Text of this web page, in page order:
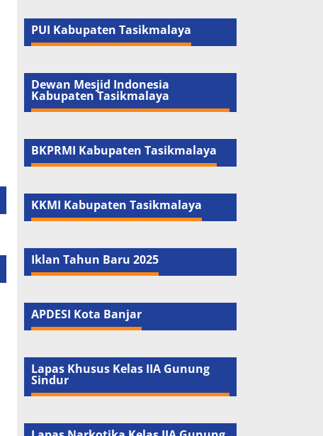
PUI Kabupaten Tasikmalaya
Dewan Mesjid Indonesia
Kabupaten Tasikmalaya
BKPRMI Kabupaten Tasikmalaya
KKMI Kabupaten Tasikmalaya
Iklan Tahun Baru 2025
APDESI Kota Banjar
Lapas Khusus Kelas IIA Gunung
Sindur